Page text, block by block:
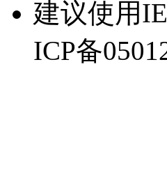
建议使用
ICP备